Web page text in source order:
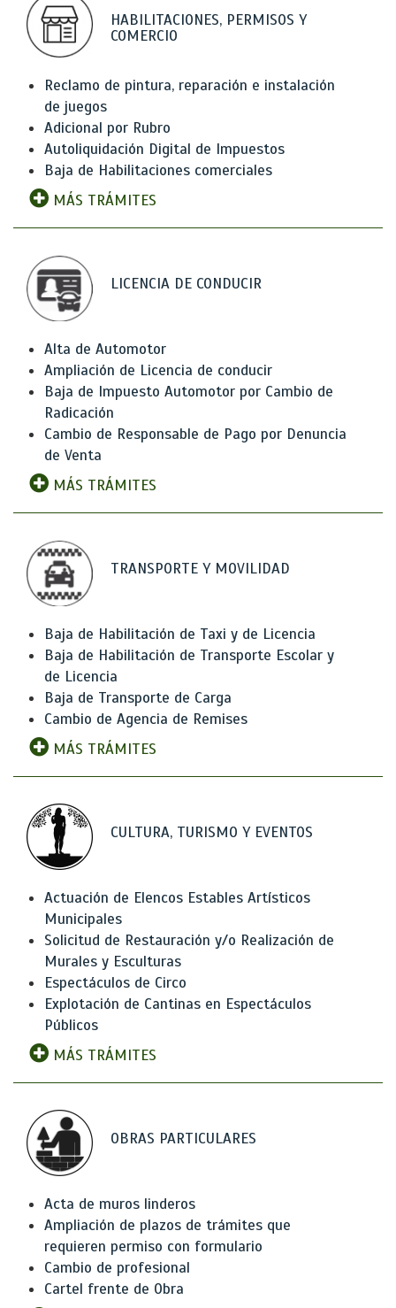
HABILITACIONES, PERMISOS Y
COMERCIO
Reclamo de pintura, reparación e instalación
de juegos
Adicional por Rubro
Autoliquidación Digital de Impuestos
Baja de Habilitaciones comerciales
MÁS TRÁMITES
LICENCIA DE CONDUCIR
Alta de Automotor
Ampliación de Licencia de conducir
Baja de Impuesto Automotor por Cambio de
Radicación
Cambio de Responsable de Pago por Denuncia
de Venta
MÁS TRÁMITES
TRANSPORTE Y MOVILIDAD
Baja de Habilitación de Taxi y de Licencia
Baja de Habilitación de Transporte Escolar y
de Licencia
Baja de Transporte de Carga
Cambio de Agencia de Remises
MÁS TRÁMITES
CULTURA, TURISMO Y EVENTOS
Actuación de Elencos Estables Artísticos
Municipales
Solicitud de Restauración y/o Realización de
Murales y Esculturas
Espectáculos de Circo
Explotación de Cantinas en Espectáculos
Públicos
MÁS TRÁMITES
OBRAS PARTICULARES
Acta de muros linderos
Ampliación de plazos de trámites que
requieren permiso con formulario
Cambio de profesional
Cartel frente de Obra